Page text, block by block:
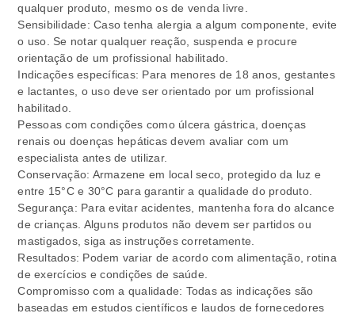
qualquer produto, mesmo os de venda livre.
Sensibilidade: Caso tenha alergia a algum componente, evite
o uso. Se notar qualquer reação, suspenda e procure
orientação de um profissional habilitado.
Indicações específicas: Para menores de 18 anos, gestantes
e lactantes, o uso deve ser orientado por um profissional
habilitado.
Pessoas com condições como úlcera gástrica, doenças
renais ou doenças hepáticas devem avaliar com um
especialista antes de utilizar.
Conservação: Armazene em local seco, protegido da luz e
entre 15°C e 30°C para garantir a qualidade do produto.
Segurança: Para evitar acidentes, mantenha fora do alcance
de crianças. Alguns produtos não devem ser partidos ou
mastigados, siga as instruções corretamente.
Resultados: Podem variar de acordo com alimentação, rotina
de exercícios e condições de saúde.
Compromisso com a qualidade: Todas as indicações são
baseadas em estudos científicos e laudos de fornecedores